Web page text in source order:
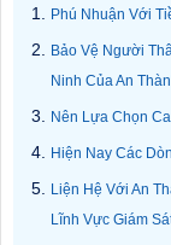
Phú Nhuận Với
Bảo Vệ Người
Ninh Của An
Nên Lựa Chọn
Hiện Nay Các
Liện Hệ Với An
Lĩnh Vực Giám